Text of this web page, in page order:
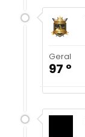
Geral
97 º